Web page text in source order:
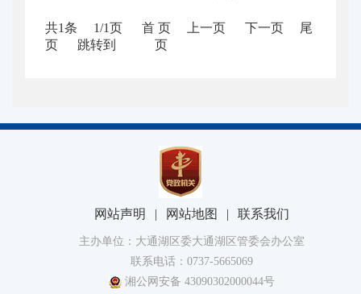
共1条 1/1页 首 页 上一页 下一页
尾
页
跳转到 页
网站声明 | 网站地图 | 联系我们
主办单位：大通湖区委大通湖区管委会办公室
联系电话：0737-5665069
湘公网安备 43090302000044号